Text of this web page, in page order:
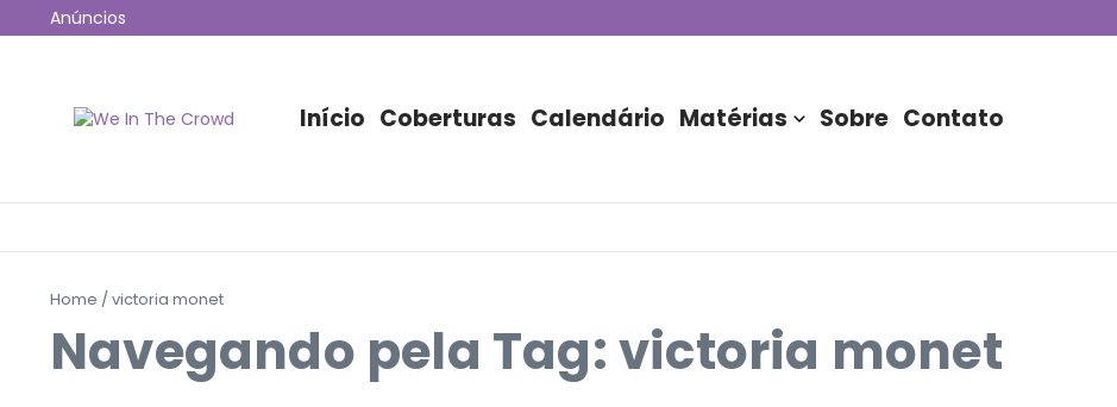
Ir para o conteúdo
Anúncios
Jão esgota 53 mil ingressos e fará maior show da história do Nubank Parque
Início Coberturas Calendário Matérias Sobre Contato
Home /victoria monet
Navegando pela Tag: victoria monet